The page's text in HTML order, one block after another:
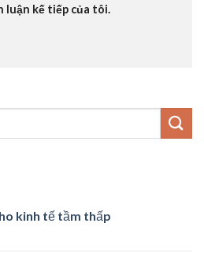
luận kế tiếp của tôi.
kinh tế tầm thấp